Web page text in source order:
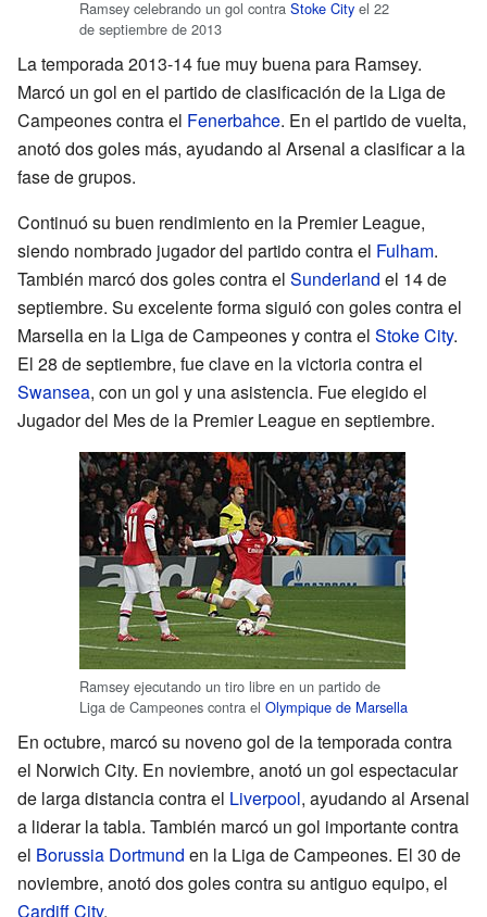
Ramsey celebrando un gol contra Stoke City el 22
de septiembre de 2013
La temporada 2013-14 fue muy buena para Ramsey.
Marcó un gol en el partido de clasificación de la Liga de
Campeones contra el Fenerbahce. En el partido de vuelta,
anotó dos goles más, ayudando al Arsenal a clasificar a la
fase de grupos.
Continuó su buen rendimiento en la Premier League,
siendo nombrado jugador del partido contra el Fulham.
También marcó dos goles contra el Sunderland el 14 de
septiembre. Su excelente forma siguió con goles contra el
Marsella en la Liga de Campeones y contra el Stoke City.
El 28 de septiembre, fue clave en la victoria contra el
Swansea, con un gol y una asistencia. Fue elegido el
Jugador del Mes de la Premier League en septiembre.
Ramsey ejecutando un tiro libre en un partido de
Liga de Campeones contra el Olympique de Marsella
En octubre, marcó su noveno gol de la temporada contra
el Norwich City. En noviembre, anotó un gol espectacular
de larga distancia contra el Liverpool, ayudando al Arsenal
a liderar la tabla. También marcó un gol importante contra
el Borussia Dortmund en la Liga de Campeones. El 30 de
noviembre, anotó dos goles contra su antiguo equipo, el
Cardiff City.